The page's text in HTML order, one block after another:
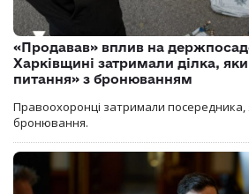
«Продавав» вплив на
Харківщині затримали ділка,
питання» з бронюванням
Правоохоронці затримали посередника,
бронювання.